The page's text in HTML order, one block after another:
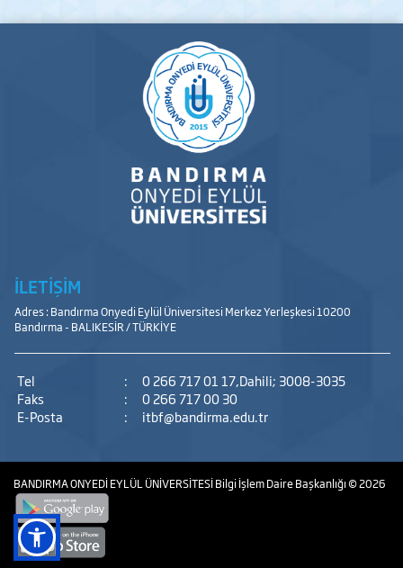
İLETİŞİM
Adres : Bandırma Onyedi Eylül Üniversitesi Merkez Yerleşkesi 10200
Bandırma - BALIKESİR / TÜRKİYE
Tel :
0 266 717 01 17,Dahili; 3008-3035
Faks
:
0 266 717 00 30
E-Posta
: itbf@bandirma.edu.tr
BANDIRMA ONYEDİ EYLÜL ÜNİVERSİTESİBilgi İşlem Daire Başkanlığı© 2026